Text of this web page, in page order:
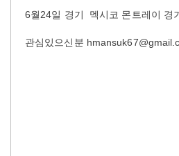
6월24일 경기 멕시코 몬트레이 경
관심있으신분